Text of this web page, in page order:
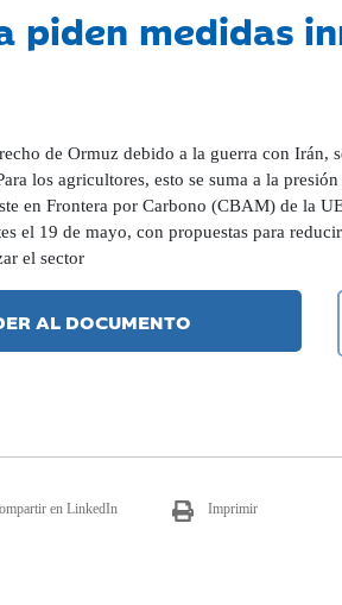
medidas
de Ormuz debido a la guerra con
los agricultores, esto se suma a la
en Frontera por Carbono (CBAM) de la
el 19 de mayo, con propuestas para
el sector
AL DOCUMENTO
en LinkedIn Imprimir